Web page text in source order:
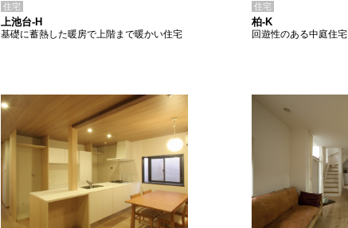
住宅
上池台-H
基礎に蓄熱した暖房で上階まで暖かい住宅
住宅
柏-K
回遊性のある中庭住宅